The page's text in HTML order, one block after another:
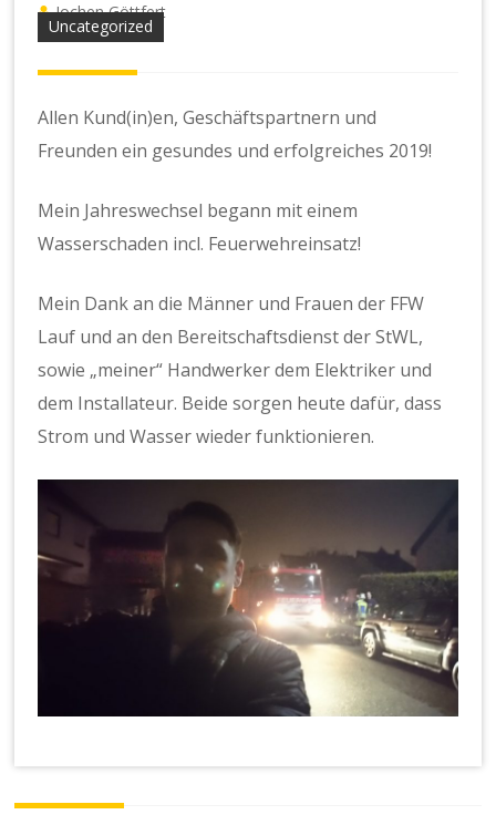
Uncategorized
Jochen Göttfert
Allen Kund(in)en, Geschäftspartnern und
Freunden ein gesundes und erfolgreiches 2019!
Mein Jahreswechsel begann mit einem
Wasserschaden incl. Feuerwehreinsatz!
Mein Dank an die Männer und Frauen der FFW
Lauf und an den Bereitschaftsdienst der StWL,
sowie „meiner“ Handwerker dem Elektriker und
dem Installateur. Beide sorgen heute dafür, dass
Strom und Wasser wieder funktionieren.